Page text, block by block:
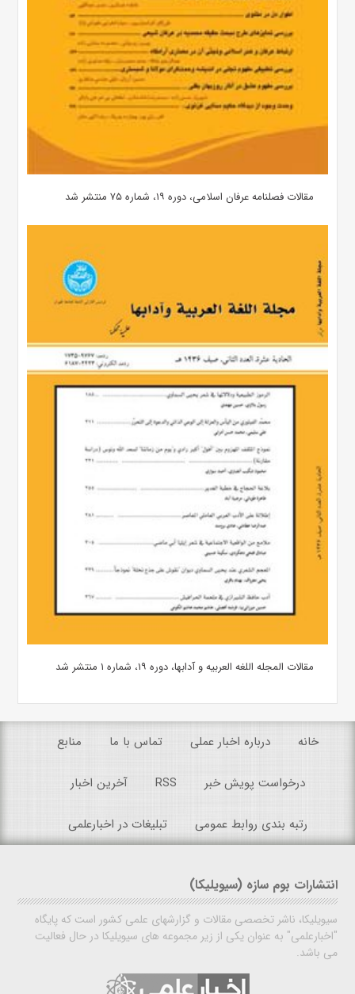
مقالات فصلنامه عرفان اسلامی، دوره ۱۹، شماره ۷۵ منتشر شد
مقالات المجله اللغه العربیه و آدابها، دوره ۱۹، شماره ۱ منتشر شد
خانه درباره اخبار عملی تماس با ما منابع
درخواست پویش خبر RSS آخرین اخبار
رتبه بندی روابط عمومی تبلیغات در اخبارعلمی
انتشارات بوم سازه (سیویلیکا)
سیویلیکا، ناشر تخصصی مقالات و گزارشهای علمی کشور است که پایگاه
"اخبارعلمی" به عنوان یکی از زیر مجموعه های سیویلیکا در حال فعالیت
می باشد.